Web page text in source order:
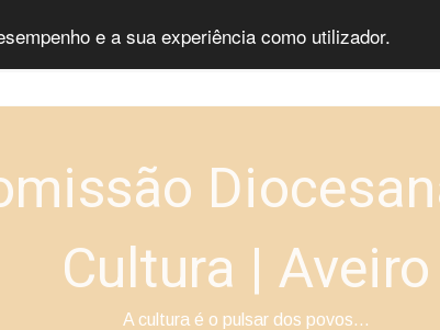
e a sua experiência como utilizador.
Cultura | Aveiro
A cultura é o pulsar dos povos…